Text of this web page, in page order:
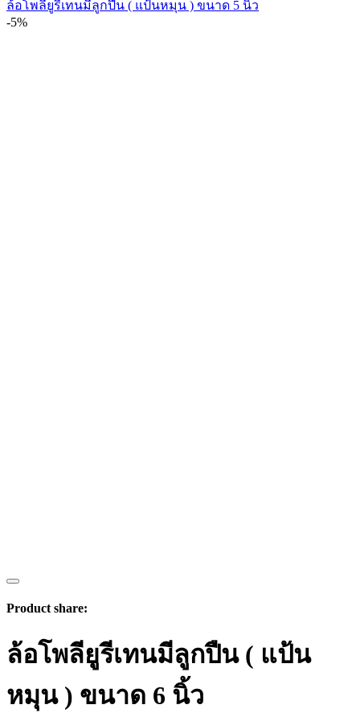
ล้อโพลียูรีเทนมีลูกปืน ( แป้นหมุน ) ขนาด 5 นิ้ว
-5%
Product share:
ล้อโพลียูรีเทนมีลูกปืน ( แป้น
หมุน ) ขนาด 6 นิ้ว